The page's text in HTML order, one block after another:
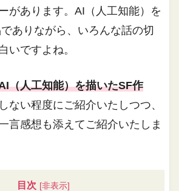
があります。AI（人工知能）を
ありながら、いろんな話の切
いですよね。
（人工知能）を描いたSF作
ない程度にご紹介いたしつつ、
言感想も添えてご紹介いたしま
目次